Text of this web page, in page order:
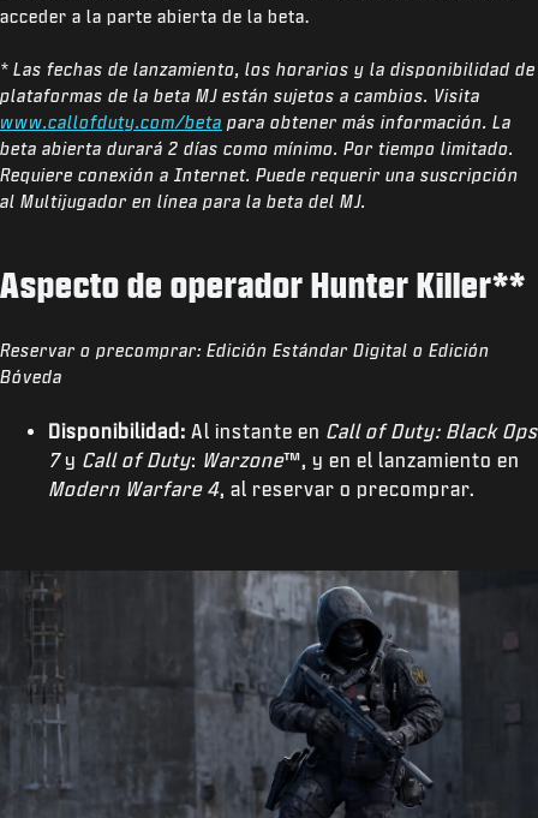
acceder a la parte abierta de la beta.
* Las fechas de lanzamiento, los horarios y la disponibilidad de
plataformas de la beta MJ están sujetos a cambios. Visita
www.callofduty.com/beta para obtener más información. La
beta abierta durará 2 días como mínimo. Por tiempo limitado.
Requiere conexión a Internet. Puede requerir una suscripción
al Multijugador en línea para la beta del MJ.
Aspecto de operador Hunter Killer**
Reservar o precomprar: Edición Estándar Digital o Edición
Bóveda
Disponibilidad: Al instante en Call of Duty: Black Ops
7y Call of Duty: Warzone™, y en el lanzamiento en
Modern Warfare 4, al reservar o precomprar.